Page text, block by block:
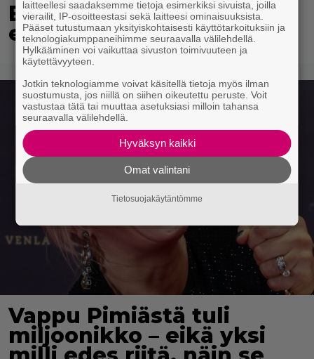
Eurojackpotista 80 000
euroa Suomeen – tänne
Vappu Pimiästä tuli
miljoonikko – eikä yksi
laitteellesi saadaksemme tietoja esimerkiksi sivuista, joilla
vierailit, IP-osoitteestasi sekä laitteesi ominaisuuksista.
Pääset tutustumaan yksityiskohtaisesti käyttötarkoituksiin ja
teknologiakumppaneihimme seuraavalla välilehdellä.
Hylkääminen voi vaikuttaa sivuston toimivuuteen ja
käytettävyyteen.
Jotkin teknologiamme voivat käsitellä tietoja myös ilman
suostumusta, jos niillä on siihen oikeutettu peruste. Voit
vastustaa tätä tai muuttaa asetuksiasi milloin tahansa
seuraavalla välilehdellä.
Hyväksyn kaikki
Omat valintani
Tietosuojakäytäntömme